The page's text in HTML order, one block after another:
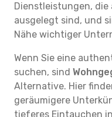
Dienstleistungen,
ausgelegt sind, und
Nähe wichtiger
Wenn Sie eine
suchen, sind
Alternative. Hier
geräumigere
tieferes Eintauchen